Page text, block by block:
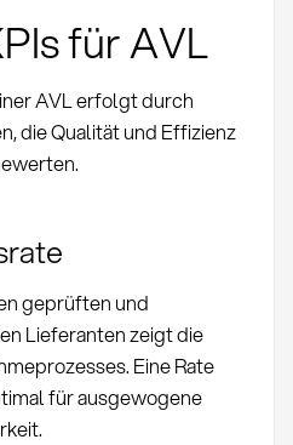
für AVL
AVL erfolgt durch
die Qualität und Effizienz
geprüften und
Lieferanten zeigt die
Eine Rate
für ausgewogene